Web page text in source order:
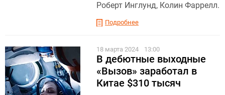
Роберт Инглунд, Колин Фаррелл.
Подробнее
18 марта 2024 13:00
В дебютные выходные
«Вызов» заработал в
Китае $310 тысяч